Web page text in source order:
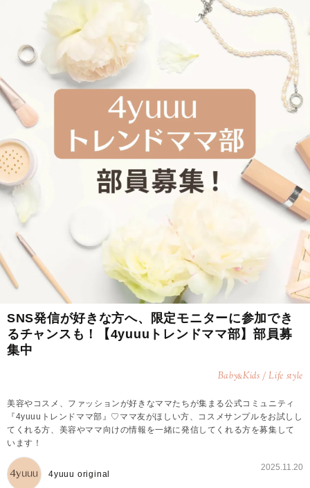
SNS発信が好きな方へ、限定モニターに参加でき
るチャンスも！【4yuuuトレンドママ部】部員募
集中
Baby&Kids / Life style
美容やコスメ、ファッションが好きなママたちが集まる公式コミュニティ
『4yuuuトレンドママ部』♡ママ友がほしい方、コスメサンプルをお試しし
てくれる方、美容やママ向けの情報を一緒に発信してくれる方を募集して
います！
4yuuu original
2025.11.20